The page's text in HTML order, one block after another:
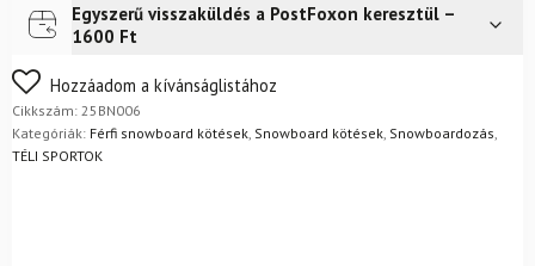
Futár a címreIngyenes
FoxPost
Egyszerű visszaküldés a PostFoxon keresztül –
1600 Ft
Nem biztos a választásában? Semmi gond – a terméket
egyszerűen visszaküldheti 14 napon belül, indoklás nélkül.
Mik a visszaküldés feltételei?
Hozzáadom a kívánságlistához
Cikkszám: 25BN006
Kategóriák: Férfi snowboard kötések Snowboard kötések Snowboardozás
TÉLI SPORTOK